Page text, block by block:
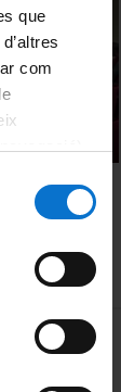
que
com
la
género.
PEU 1